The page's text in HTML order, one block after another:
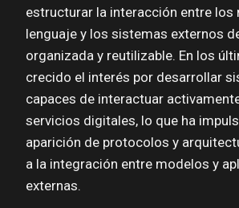
estructurar la interacción entre los
lenguaje y los sistemas externos
organizada y reutilizable. En los
crecido el interés por desarrollar
capaces de interactuar
servicios digitales, lo que ha
aparición de protocolos y
a la integración entre modelos y
externas.